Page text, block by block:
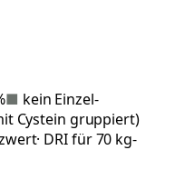
■ kein Einzel-
Cystein gruppiert)
· DRI für 70 kg-